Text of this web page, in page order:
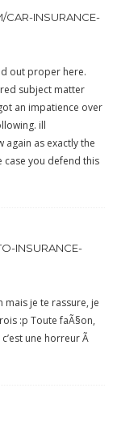
CAR-INSURANCE-
out proper here.
subject matter
an impatience over
ill
as exactly the
case you defend this
INSURANCE-
mais je te rassure, je
:p Toute faÃ§on,
une horreur Ã